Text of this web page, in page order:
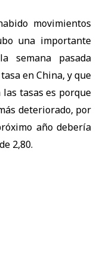
movimientos
una importante
semana pasada
en China, y que
tasas es porque
deteriorado, por
año debería
2,80.